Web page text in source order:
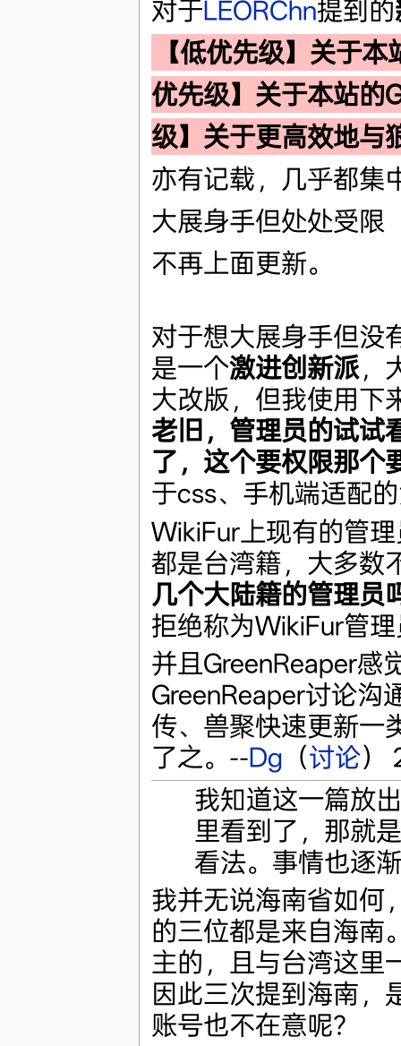
对于LEORChn提到的
【低优先级】关于
优先级】关于本站的
级】关于更高效地与
亦有记载，几乎都集
大展身手但处处受限
不再上面更新。
对于想大展身手但没
是一个激进创新派，
大改版，但我使用下
老旧，管理员的试试
了，这个要权限那个
于css、手机端适配
WikiFur上现有的管
都是台湾籍，大多数
几个大陆籍的管理员
拒绝称为WikiFur管
并且GreenReaper感
GreenReaper讨论沟
传、兽聚快速更新一
了之。--Dg （讨论）
我知道这一篇放
里看到了，那就
看法。事情也逐
我并无说海南省如何
的三位都是来自海南
主的，且与台湾这里
因此三次提到海南，
账号也不在意呢？